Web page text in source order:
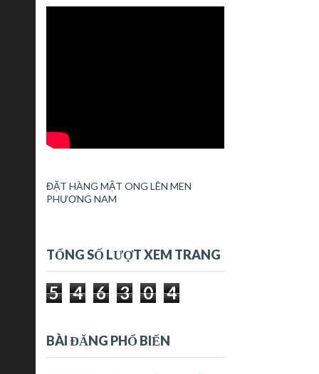
ĐẶT HÀNG MẬT ONG LÊN MEN
PHƯƠNG NAM
TỔNG SỐ LƯỢT XEM TRANG
5 4 6 3 0 4
BÀI ĐĂNG PHỔ BIẾN